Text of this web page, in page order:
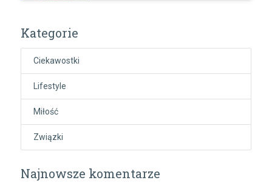
Kategorie
Ciekawostki
Lifestyle
Miłość
Związki
Najnowsze komentarze